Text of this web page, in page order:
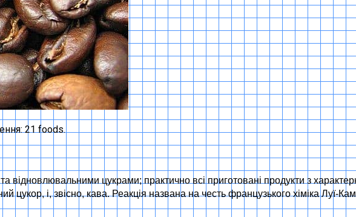
21 foods.
відновлювальними цукрами; практично всі приготовані продукти з
цукор, і, звісно, кава. Реакція названа на честь французького хіміка